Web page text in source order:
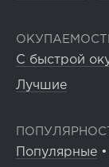
С быстрой
Лучшие
Популярные •